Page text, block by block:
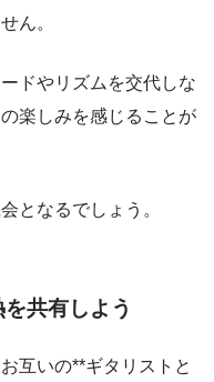
ん。
ドやリズムを交代しな
楽しみを感じることが
となるでしょう。
共有しよう
互いの**ギタリストと